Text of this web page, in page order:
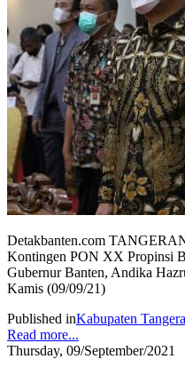
Detakbanten.com
Kontingen PON XX Propinsi
Gubernur Banten, Andika
Kamis (09/09/21)
Published inKabupaten
Read more...
Thursday, 09/September/2021